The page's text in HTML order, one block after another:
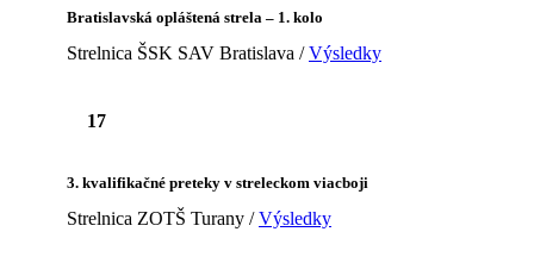
Bratislavská opláštená strela – 1. kolo
Strelnica ŠSK SAV Bratislava /Výsledky
17
3. kvalifikačné preteky v streleckom viacboji
Strelnica ZOTŠ Turany /Výsledky